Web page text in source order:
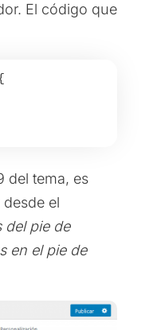
El código que
del tema, es
el
del pie de
en el pie de